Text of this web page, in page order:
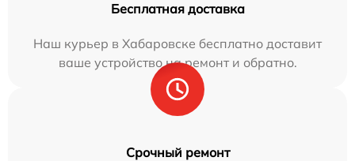
Бесплатная доставка
Наш курьер в Хабаровске бесплатно доставит
ваше устройство на ремонт и обратно.
Срочный ремонт